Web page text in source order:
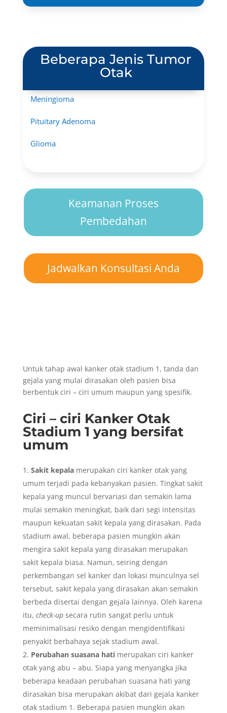
Beberapa Jenis Tumor
Otak
Meningioma
Pituitary Adenoma
Glioma
Keamanan Proses
Pembedahan
Jadwalkan Konsultasi Anda
Untuk tahap awal kanker otak stadium 1, tanda dan
gejala yang mulai dirasakan oleh pasien bisa
berbentuk ciri – ciri umum maupun yang spesifik.
Ciri – ciri Kanker Otak
Stadium 1 yang bersifat
umum
Sakit kepalamerupakan ciri kanker otak yang
umum terjadi pada kebanyakan pasien. Tingkat sakit
kepala yang muncul bervariasi dan semakin lama
mulai semakin meningkat, baik dari segi intensitas
maupun kekuatan sakit kepala yang dirasakan. Pada
stadium awal, beberapa pasien mungkin akan
mengira sakit kepala yang dirasakan merupakan
sakit kepala biasa. Namun, seiring dengan
perkembangan sel kanker dan lokasi munculnya sel
tersebut, sakit kepala yang dirasakan akan semakin
berbeda disertai dengan gejala lainnya. Oleh karena
itu, check-up secara rutin sangat perlu untuk
meminimalisasi resiko dengan mengidentifikasi
penyakit berbahaya sejak stadium awal.
Perubahan suasana hatimerupakan ciri kanker
otak yang abu – abu. Siapa yang menyangka jika
beberapa keadaan perubahan suasana hati yang
dirasakan bisa merupakan akibat dari gejala kanker
otak stadium 1. Beberapa pasien mungkin akan